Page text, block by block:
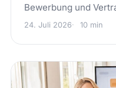
Bewerbung und
24. Juli 2026 10 min